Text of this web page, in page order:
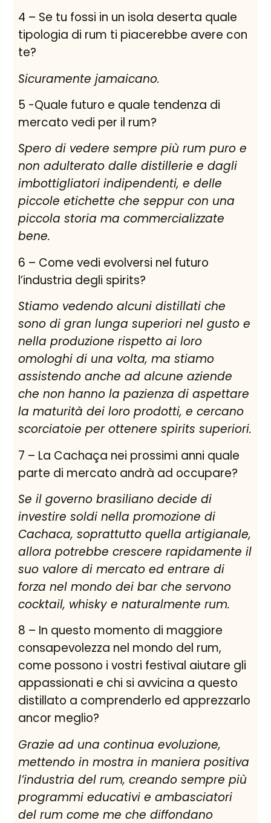
4 – Se tu fossi in un isola deserta quale
tipologia di rum ti piacerebbe avere con
te?
Sicuramente jamaicano.
5 -Quale futuro e quale tendenza di
mercato vedi per il rum?
Spero di vedere sempre più rum puro e
non adulterato dalle distillerie e dagli
imbottigliatori indipendenti, e delle
piccole etichette che seppur con una
piccola storia ma commercializzate
bene.
6 – Come vedi evolversi nel futuro
l’industria degli spirits?
Stiamo vedendo alcuni distillati che
sono di gran lunga superiori nel gusto e
nella produzione rispetto ai loro
omologhi di una volta, ma stiamo
assistendo anche adalcune aziende
che non hanno la pazienza di aspettare
la maturità dei loro prodotti,e cercano
scorciatoie per ottenere spirits superiori.
7 – La Cachaça nei prossimi anni quale
parte di mercato andrà ad occupare?
Se il governo brasiliano decide di
investire soldi nella promozione di
Cachaca,soprattutto quellaartigianale,
allora potrebbe crescere rapidamente il
suo valore di mercato ed entrare di
forza nel mondo dei bar che servono
cocktail, whisky e naturalmente rum.
8 – In questo momento di maggiore
consapevolezza nel mondo del rum,
come possono i vostri festival aiutare gli
appassionati e chi si avvicina a questo
distillato a comprenderlo ed apprezzarlo
ancor meglio?
Grazie ad una continua evoluzione,
mettendo in mostra in maniera positiva
l’industria del rum, creando sempre più
programmi educativi e ambasciatori
del rum come me che diffondano